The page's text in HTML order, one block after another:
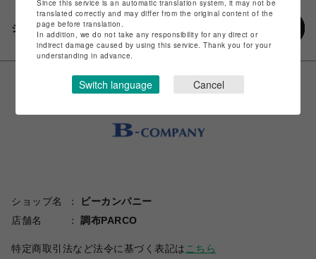
シェアする
ショップ名
ビーカンパニー
店舗名
調布PARCO
特定商取引法など法令に基づく表記は こちら
Since this service is an automatic translation system, it may not be
translated correctly and may differ from the original content of the
page before translation.
In addition, we do not take any responsibility for any direct or
indirect damage caused by using this service. Thank you for your
understanding in advance.
Switch language Cancel